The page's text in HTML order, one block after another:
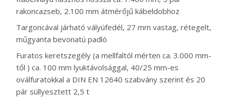
rakoncazseb, 2.100 mm átmérőjű kábeldobhoz
Targoncával járható vályúfedél, 27 mm vastag, rétegelt,
műgyanta bevonatú padló
Furatos keretszegély (a mellfaltól mérten ca. 3.000 mm-
től ) ca. 100 mm lyuktávolsággal, 40/25 mm-es
oválfuratokkal a DIN EN 12640 szabvány szerint és 20
pár süllyesztett 2,5 t